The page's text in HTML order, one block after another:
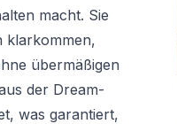
macht. Sie
klarkommen,
übermäßigen
der Dream-
was garantiert,